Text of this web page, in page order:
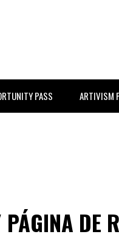
PASS ARTIVISM
DE